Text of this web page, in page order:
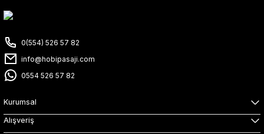
0(554) 526 57 82
info@hobipasaji.com
0554 526 57 82
Kurumsal
Alışveriş